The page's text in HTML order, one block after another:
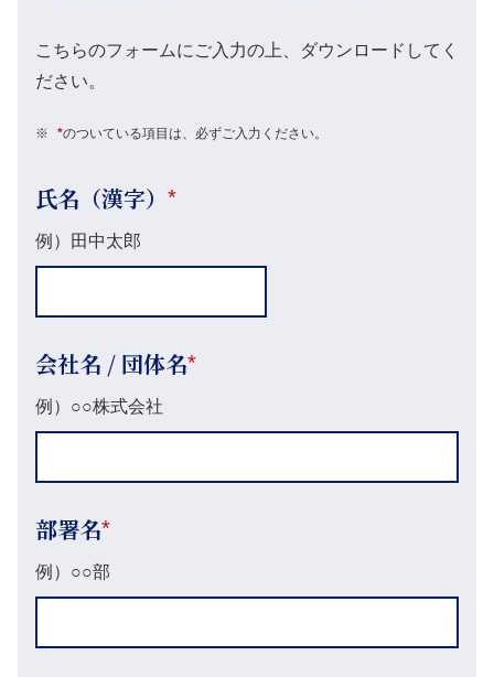
こちらのフォームにご入力の上、ダウンロードしてく
ださい。
※ *のついている項目は、必ずご入力ください。
氏名（漢字） *
例）田中太郎
会社名 / 団体名*
例）○○株式会社
部署名*
例）○○部